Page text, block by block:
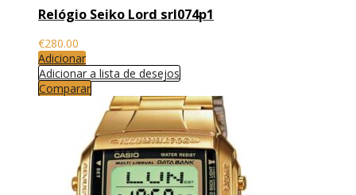
Relógio Seiko Lord srl074p1
€280.00
Adicionar
Adicionar a lista de desejos
Comparar